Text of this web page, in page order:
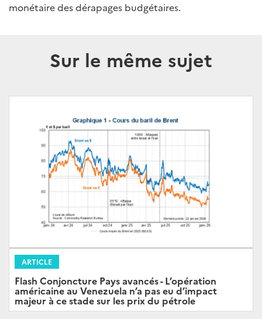
monétaire des dérapages budgétaires.
Sur le même sujet
ARTICLE
Flash Conjoncture Pays avancés - L’opération
américaine au Venezuela n’a pas eu d’impact
majeur à ce stade sur les prix du pétrole